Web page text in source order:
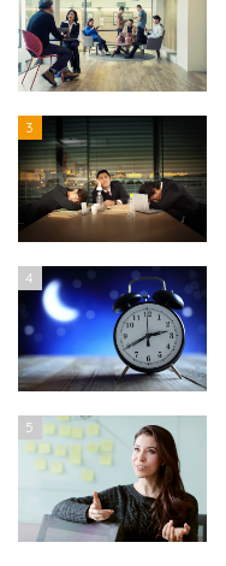
3
4
5